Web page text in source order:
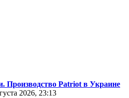
Производство Patriot в Украине
2026, 23:13